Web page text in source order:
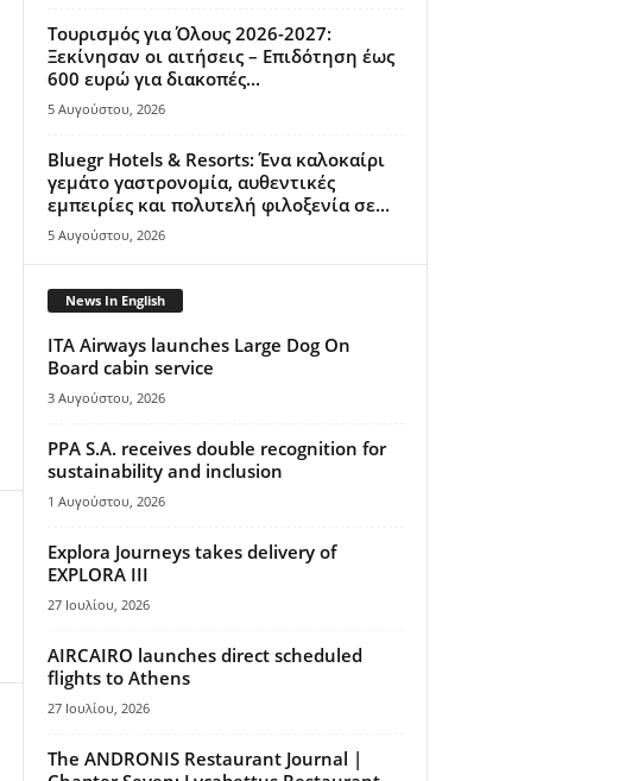
Τουρισμός για Όλους 2026-2027:
Ξεκίνησαν οι αιτήσεις – Επιδότηση έως
600 ευρώ για διακοπές...
5 Αυγούστου, 2026
Bluegr Hotels & Resorts: Ένα καλοκαίρι
γεμάτο γαστρονομία, αυθεντικές
εμπειρίες και πολυτελή φιλοξενία σε...
5 Αυγούστου, 2026
News In English
ITA Airways launches Large Dog On
Board cabin service
3 Αυγούστου, 2026
PPA S.A. receives double recognition for
sustainability and inclusion
1 Αυγούστου, 2026
Explora Journeys takes delivery of
EXPLORA III
27 Ιουλίου, 2026
AIRCAIRO launches direct scheduled
flights to Athens
27 Ιουλίου, 2026
The ANDRONIS Restaurant Journal |